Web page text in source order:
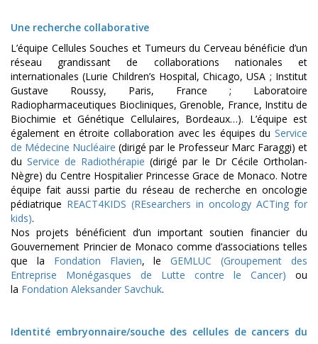
Une recherche collaborative
L’équipe Cellules Souches et Tumeurs du Cerveau bénéficie d’un
réseau grandissant de collaborations nationales et
internationales (Lurie Children’s Hospital, Chicago, USA ; Institut
Gustave Roussy, Paris, France ; Laboratoire
Radiopharmaceutiques Biocliniques, Grenoble, France, Institu de
Biochimie et Génétique Cellulaires, Bordeaux…). L’équipe est
également en étroite collaboration avec les équipes du Service
de Médecine Nucléaire (dirigé par le Professeur Marc Faraggi) et
du Service de Radiothérapie (dirigé par le Dr Cécile Ortholan-
Nègre) du Centre Hospitalier Princesse Grace de Monaco. Notre
équipe fait aussi partie du réseau de recherche en oncologie
pédiatrique REACT4KIDS (REsearchers in oncology ACTing for
kids).
Nos projets bénéficient d’un important soutien financier du
Gouvernement Princier de Monaco comme d’associations telles
que la Fondation Flavien, le
GEMLUC (Groupement des
Entreprise Monégasques de Lutte contre le Cancer) ou
la Fondation Aleksander Savchuk.
Identité embryonnaire/souche des cellules de cancers du